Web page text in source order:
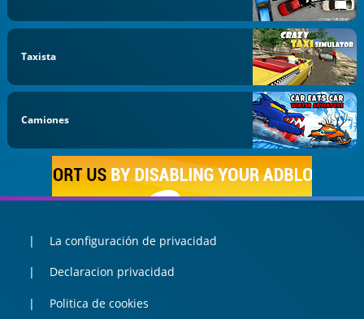
Taxista
Camiones
La configuración de privacidad
Declaracion privacidad
Politica de cookies